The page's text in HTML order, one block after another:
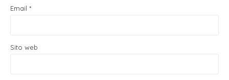
Email *
Sito web